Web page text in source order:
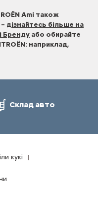
Ami також
дізнайтесь більше на
Бренду або обирайте
наприклад,
Склад авто
кукі